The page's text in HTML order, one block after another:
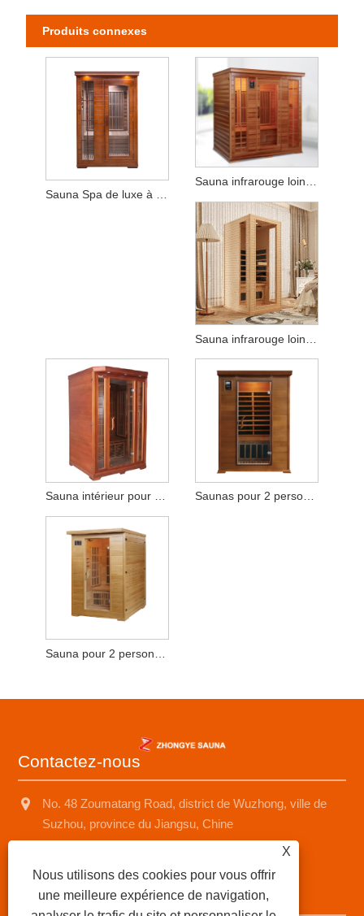
Produits connexes
Sauna intérieur pour 2-3 personnes Saunas pour 2 personnes Spas domestiques
Contactez-nous
No. 48 Zoumatang Road, district de Wuzhong, ville de
Suzhou, province du Jiangsu, Chine
saunad688@163.com
X
Nous utilisons des cookies pour vous offrir
une meilleure expérience de navigation,